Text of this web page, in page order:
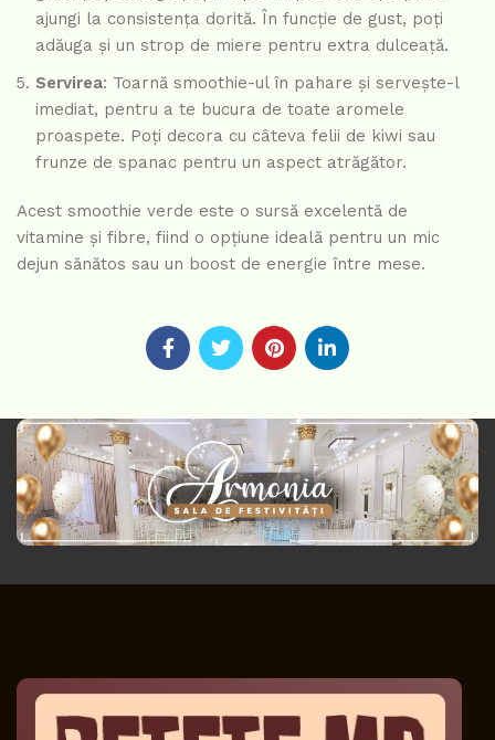
ajungi la consistența dorită. În funcție de gust, poți
adăuga și un strop de miere pentru extra dulceață.
Servirea: Toarnă smoothie-ul în pahare și servește-l
imediat, pentru a te bucura de toate aromele
proaspete. Poți decora cu câteva felii de kiwi sau
frunze de spanac pentru un aspect atrăgător.
Acest smoothie verde este o sursă excelentă de
vitamine și fibre, fiind o opțiune ideală pentru un mic
dejun sănătos sau un boost de energie între mese.